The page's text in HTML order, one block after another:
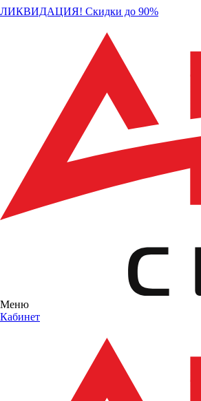
ЛИКВИДАЦИЯ! Скидки до 90%
Меню
Кабинет